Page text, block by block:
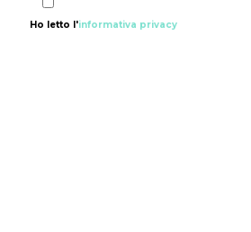
Ho letto l'informativa privacy